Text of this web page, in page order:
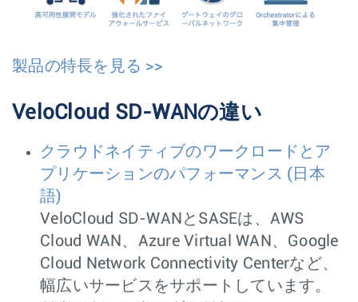
製品の特長を見る >>
VeloCloud SD-WANの違い
クラウドネイティブのワークロードとア
プリケーションのパフォーマンス (日本
語)
VeloCloud SD-WANとSASEは、AWS
Cloud WAN、Azure Virtual WAN、Google
Cloud Network Connectivity Centerなど、
幅広いサービスをサポートしています。